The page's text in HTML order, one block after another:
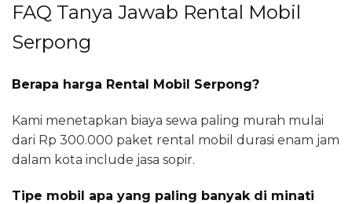
FAQ Tanya Jawab Rental Mobil
Serpong
Berapa harga Rental Mobil Serpong?
Kami menetapkan biaya sewa paling murah mulai
dari Rp 300.000 paket rental mobil durasi enam jam
dalam kota include jasa sopir.
Tipe mobil apa yang paling banyak di minati